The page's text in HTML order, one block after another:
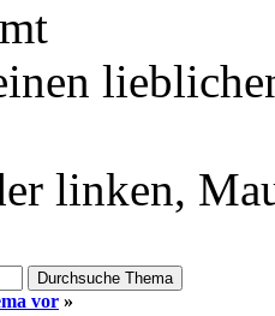
linken,
vor »